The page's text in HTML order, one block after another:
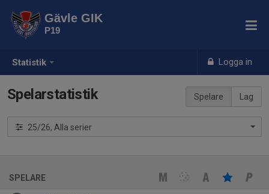
Statistik Logga in
Gävle GIK
P19
Spelare Lag
Spelarstatistik
25/26, Alla serier
SPELARE